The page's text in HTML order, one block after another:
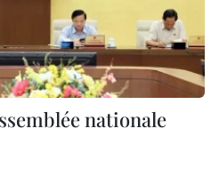
nationale